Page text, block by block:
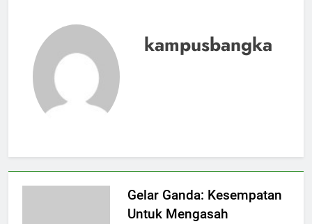
kampusbangka
Gelar Ganda: Kesempatan
Untuk Mengasah